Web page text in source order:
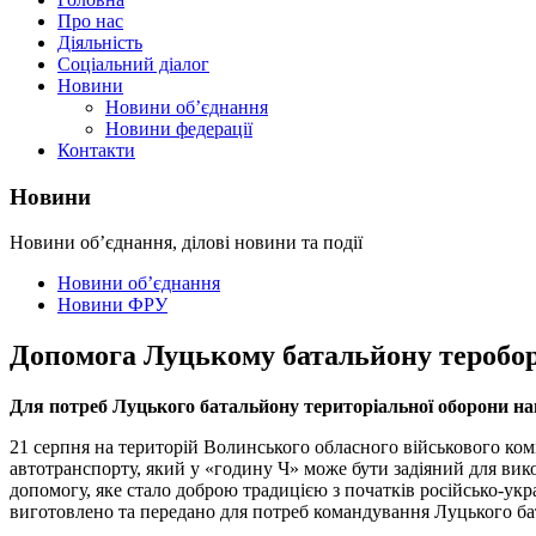
Про нас
Діяльність
Соціальний діалог
Новини
Новини об’єднання
Новини федерації
Контакти
Новини
Новини об’єднання, ділові новини та події
Новини об’єднання
Новини ФРУ
Допомога Луцькому батальйону
Для потреб Луцького батальйону територіальної оборони
21 серпня на територій Волинського обласного військового
автотранспорту, який у «годину Ч» може бути задіяний для
допомогу, яке стало доброю традицією з початків російсько-
виготовлено та передано для потреб командування Луцького